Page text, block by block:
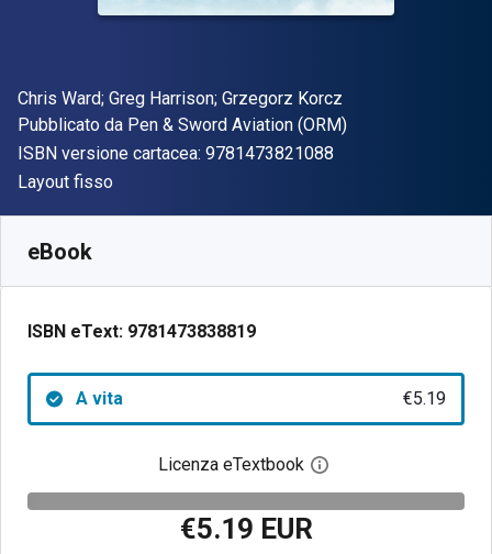
Autore(i)
Chris Ward; Greg Harrison; Grzegorz Korcz
Editore
Pubblicato da Pen & Sword Aviation (ORM)
ISBN versione cartacea: 9781473821088
Formato
Layout fisso
eBook
ISBN eText: 9781473838819
A vita €5.19
Licenza eTextbook Apri la finestra di
€5.19 EUR